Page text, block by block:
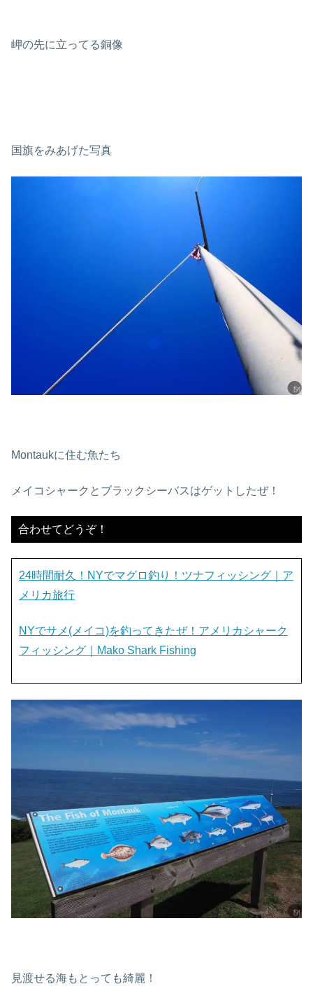
岬の先に立ってる銅像
国旗をみあげた写真
Montaukに住む魚たち
メイコシャークとブラックシーバスはゲットしたぜ！
合わせてどうぞ！
24時間耐久！NYでマグロ釣り！ツナフィッシング｜ア
メリカ旅行
NYでサメ(メイコ)を釣ってきたぜ！アメリカシャーク
フィッシング｜Mako Shark Fishing
見渡せる海もとっても綺麗！